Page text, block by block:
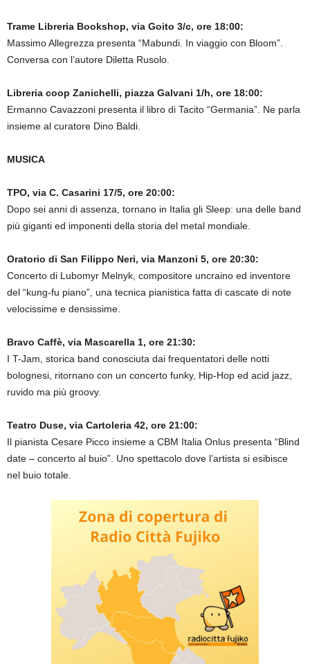
Trame Libreria Bookshop, via Goito 3/c, ore 18:00:
Massimo Allegrezza presenta “Mabundi. In viaggio con Bloom”.
Conversa con l’autore Diletta Rusolo.
Libreria coop Zanichelli, piazza Galvani 1/h, ore 18:00:
Ermanno Cavazzoni presenta il libro di Tacito “Germania”. Ne parla
insieme al curatore Dino Baldi.
MUSICA
TPO, via C. Casarini 17/5, ore 20:00:
Dopo sei anni di assenza, tornano in Italia gli Sleep: una delle band
più giganti ed imponenti della storia del metal mondiale.
Oratorio di San Filippo Neri, via Manzoni 5, ore 20:30:
Concerto di Lubomyr Melnyk, compositore uncraino ed inventore
del “kung-fu piano”, una tecnica pianistica fatta di cascate di note
velocissime e densissime.
Bravo Caffè, via Mascarella 1, ore 21:30:
I T-Jam, storica band conosciuta dai frequentatori delle notti
bolognesi, ritornano con un concerto funky, Hip-Hop ed acid jazz,
ruvido ma più groovy.
Teatro Duse, via Cartoleria 42, ore 21:00:
Il pianista Cesare Picco insieme a CBM Italia Onlus presenta “Blind
date – concerto al buio”. Uno spettacolo dove l’artista si esibisce
nel buio totale.